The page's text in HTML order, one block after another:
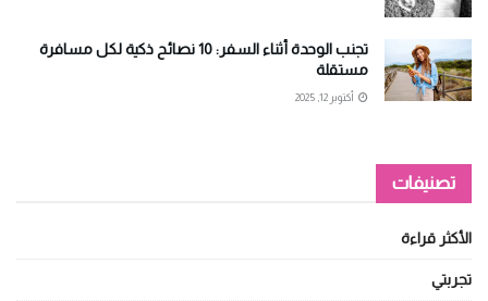
تجنب الوحدة أثناء السفر: 10 نصائح ذكية لكل مسافرة
مستقلة
أكتوبر 12, 2025
تصنيفات
الأكثر قراءة
تجربتي